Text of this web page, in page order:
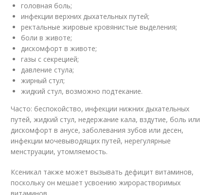
головная боль;
инфекции верхних дыхательных путей;
ректальные жировые кровянистые выделения;
боли в животе;
дискомфорт в животе;
газы с секрецией;
давление стула;
жирный стул;
жидкий стул, возможно подтекание.
Часто: беспокойство, инфекции нижних дыхательных
путей, жидкий стул, недержание кала, вздутие, боль или
дискомфорт в анусе, заболевания зубов или десен,
инфекции мочевыводящих путей, нерегулярные
менструации, утомляемость.
Ксеникал также может вызывать дефицит витаминов,
поскольку он мешает усвоению жирорастворимых
витаминов.